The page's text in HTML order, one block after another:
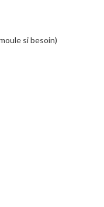
si besoin)